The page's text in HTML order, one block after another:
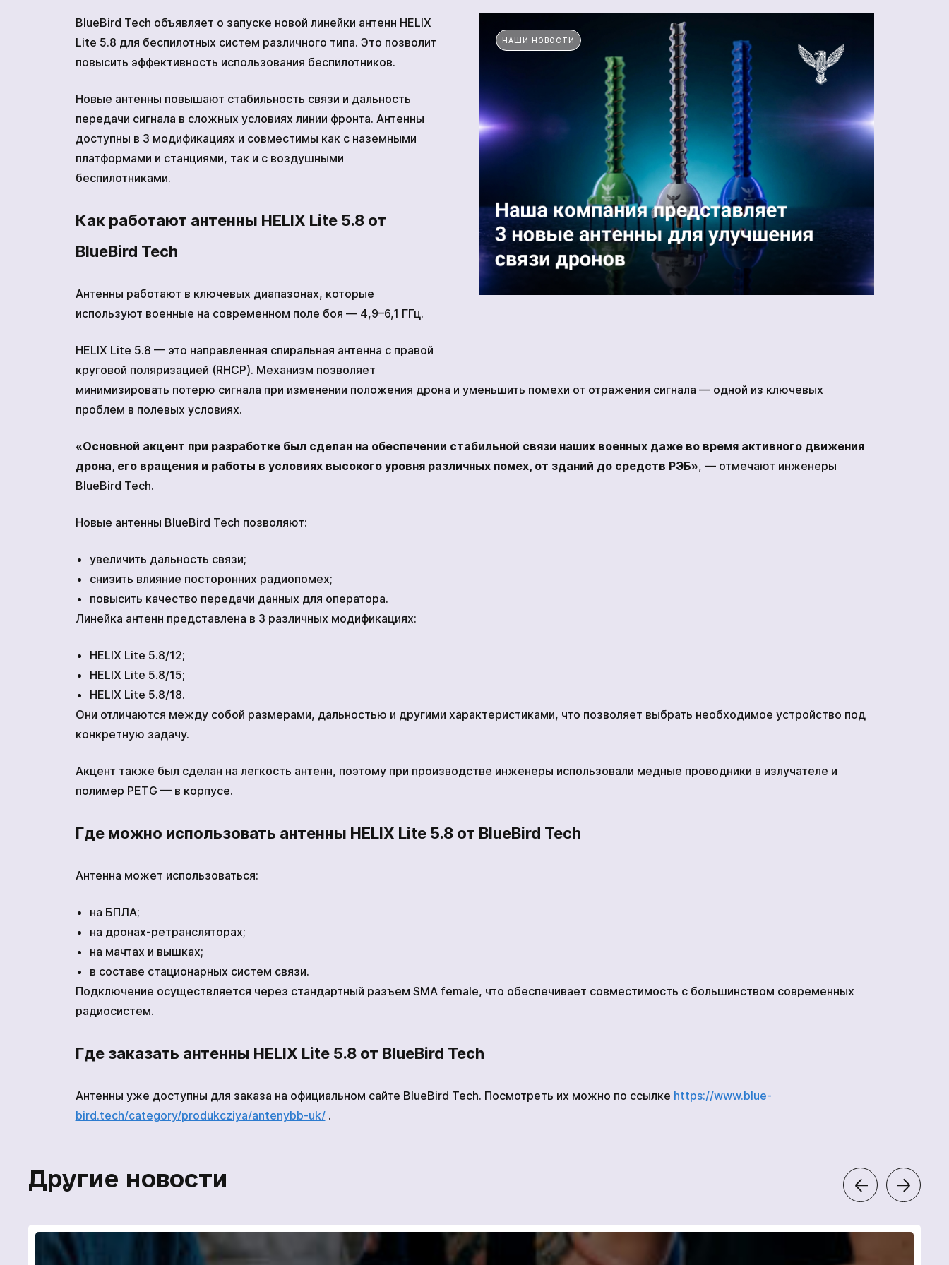
Прочие технические средства
ВАКАНСИИ
МЕРЧ КОМПАНИИ
О НАС
Академия
НАШИ НОВОСТИ
BlueBird Tech объявляет о запуске новой линейки антенн HELIX
Lite 5.8 для беспилотных систем различного типа. Это позволит
повысить эффективность использования беспилотников.
Новые антенны повышают стабильность связи и дальность
передачи сигнала в сложных условиях линии фронта. Антенны
доступны в 3 модификациях и совместимы как с наземными
платформами и станциями, так и с воздушными
беспилотниками.
Как работают антенны HELIX Lite 5.8 от
BlueBird Tech
Антенны работают в ключевых диапазонах, которые
используют военные на современном поле боя — 4,9–6,1 ГГц.
HELIX Lite 5.8 — это направленная спиральная антенна с правой
круговой поляризацией (RHCP). Механизм позволяет
минимизировать потерю сигнала при изменении положения дрона и уменьшить помехи от отражения сигнала — одной из ключевых
проблем в полевых условиях.
«Основной акцент при разработке был сделан на обеспечении стабильной связи наших военных даже во время активного движения
дрона, его вращения и работы в условиях высокого уровня различных помех, от зданий до средств РЭБ», — отмечают инженеры
BlueBird Tech.
Новые антенны BlueBird Tech позволяют:
увеличить дальность связи;
снизить влияние посторонних радиопомех;
повысить качество передачи данных для оператора.
Линейка антенн представлена в 3 различных модификациях:
HELIX Lite 5.8/12;
HELIX Lite 5.8/15;
HELIX Lite 5.8/18.
Они отличаются между собой размерами, дальностью и другими характеристиками, что позволяет выбрать необходимое устройство под
конкретную задачу.
Акцент также был сделан на легкость антенн, поэтому при производстве инженеры использовали медные проводники в излучателе и
полимер PETG — в корпусе.
Где можно использовать антенны HELIX Lite 5.8 от BlueBird Tech
Антенна может использоваться:
на БПЛА;
на дронах-ретрансляторах;
на мачтах и вышках;
в составе стационарных систем связи.
Подключение осуществляется через стандартный разъем SMA female, что обеспечивает совместимость с большинством современных
радиосистем.
Где заказать антенны HELIX Lite 5.8 от BlueBird Tech
Антенны уже доступны для заказа на официальном сайте BlueBird Tech. Посмотреть их можно по ссылке https://www.blue-
bird.tech/category/produkcziya/antenybb-uk/.
Другие новости
кількох годин
Ваш заказ принят
Ваша заявка прийнята